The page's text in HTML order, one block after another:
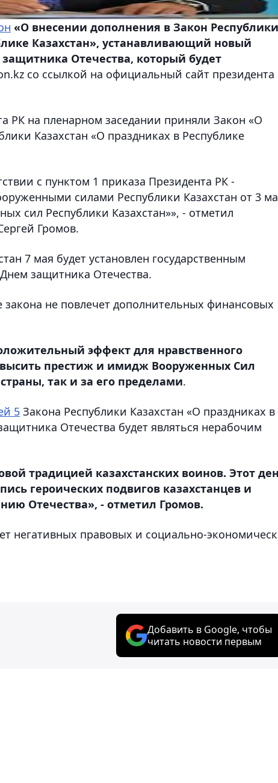
«О внесении дополнения в Закон Республики
Казахстан», устанавливающий новый
Отечества, который будет
со ссылкой на официальный сайт президента
РК на пленарном заседании приняли Закон «О
Казахстан «О праздниках в Республике
с пунктом 1 приказа Президента РК -
силами Республики Казахстан от 3
сил Республики Казахстан»», - отметил
Громов.
7 мая будет установлен государственным
защитника Отечества.
не повлечет дополнительных финансовых
эффект для нравственного
престиж и имидж Вооруженных Сил
так и за его пределами.
5 Закона Республики Казахстан «О праздниках в
Отечества будет являться нерабочим
традицией казахстанских воинов. Этот
героических подвигов казахстанцев и
Отечества», - отметил Громов.
негативных правовых и социально-
Добавить в Google, чтобы
читать новости первым